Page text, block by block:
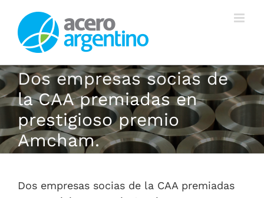
contenido
Dos empresas socias de
la CAA premiadas en
prestigioso premio
Amcham.
Dos empresas socias de la CAA premiadas